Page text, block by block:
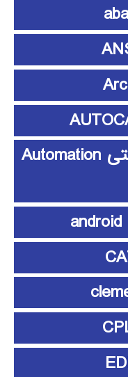
آموزش اتوماسیون صنعتی Automation